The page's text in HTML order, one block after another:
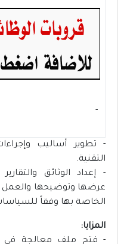
- ‏
- تطوير أساليب
التقنية.
- إعداد الوثائق
عرضها وتوضيحها والعمل
الخاصة بها وفقاً
المزايا:
- فتح ملف معالجة في